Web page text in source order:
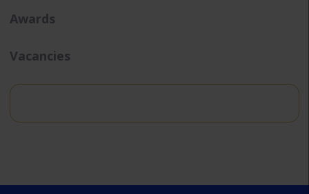
Awards
Vacancies